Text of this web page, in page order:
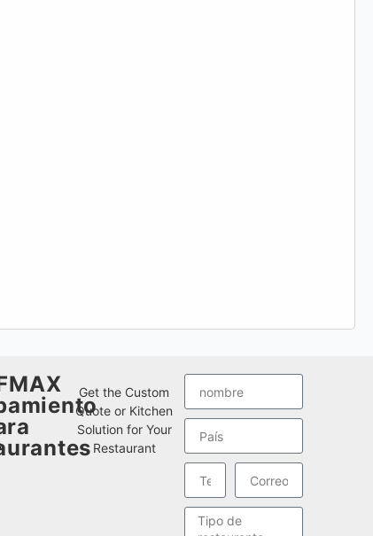
Get the Custom
Quote or Kitchen
Solution for Your
Restaurant